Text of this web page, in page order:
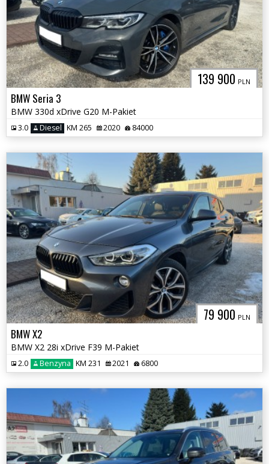
139 900 PLN
BMW Seria 3
BMW 330d xDrive G20 M-Pakiet
3.0 Diesel KM 265 2020 84000
79 900 PLN
BMW X2
BMW X2 28i xDrive F39 M-Pakiet
2.0 Benzyna KM 231 2021 6800